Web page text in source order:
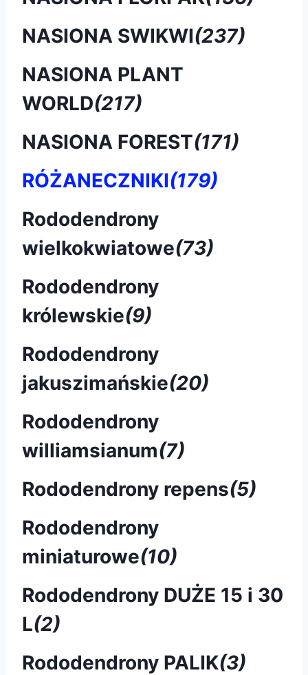
NASIONA SWIKWI(237)
NASIONA PLANT
WORLD(217)
NASIONA FOREST(171)
RÓŻANECZNIKI(179)
Rododendrony
wielkokwiatowe(73)
Rododendrony
królewskie(9)
Rododendrony
jakuszimańskie(20)
Rododendrony
williamsianum(7)
Rododendrony repens(5)
Rododendrony
miniaturowe(10)
Rododendrony DUŻE 15 i 30
L(2)
Rododendrony PALIK(3)